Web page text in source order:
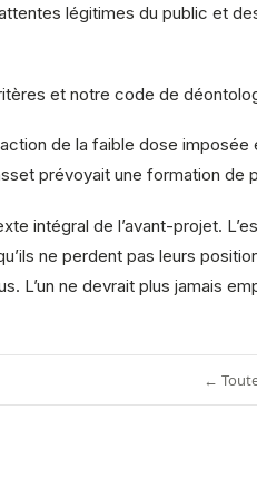
légitimes du public et
et notre code de
de la faible dose
prévoyait une formation de
intégral de l’avant-projet.
ne perdent pas leurs
L’un ne devrait plus jamais
←